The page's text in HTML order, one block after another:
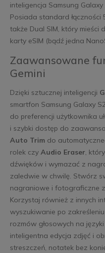
inteligencja Samsung Galaxy
Posiada standard łączności
także Dual SIM, który mieści
karty eSIM (bądź jedna
Zaawansowane
Gemini
Dzięki sztucznej inteligencji
smartfon Samsung Galaxy
do preferencji użytkownika
i szybki dostęp do
Auto Trim do
rolek czy Audio Eraser,
dźwięków i wymazać z
zaledwie w chwilę. Stwórz
nagraniowe i fotograficzne
Korzystaj również z innych
wyszukiwanie po zakreśleniu
rozmów głosowych na
inteligentna edycja zdjęć i
streszczeń, notatek bez